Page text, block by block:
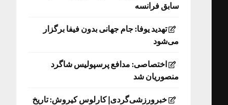
سابق فرانسه
تهدید یوفا: جام جهانی بدون فیفا برگزار
می‌شود
اختصاصی: مدافع پرسپولیس شاگرد
منصوریان شد
خبرورزشی‌گردی| کارلوس کیروش: تاریخ